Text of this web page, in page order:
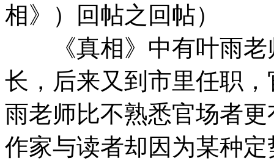
相》）回帖之回帖）
《真相》中有叶雨老
长，后来又到市里任职
雨老师比不熟悉官场者
作家与读者却因为某种